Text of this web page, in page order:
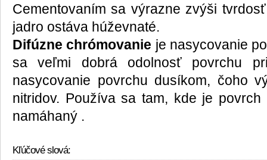
Cementovaním sa výrazne zvýši
jadro ostáva húževnaté.
Difúzne chrómovanie je nasycovanie
sa veľmi dobrá odolnosť povrchu
nasycovanie povrchu dusíkom, čoho
nitridov. Používa sa tam, kde je
namáhaný .
Kľúčové slová: